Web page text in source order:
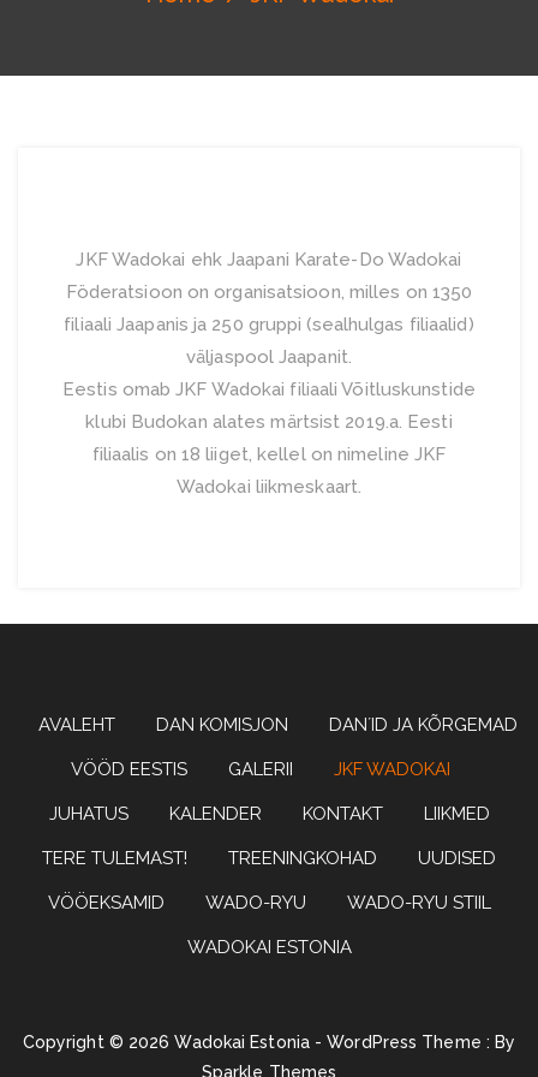
JKF Wadokai ehk Jaapani Karate-Do Wadokai
Föderatsioon on organisatsioon, milles on 1350
filiaali Jaapanis ja 250 gruppi (sealhulgas filiaalid)
väljaspool Jaapanit.
Eestis omab JKF Wadokai filiaali Võitluskunstide
klubi Budokan alates märtsist 2019.a. Eesti
filiaalis on 18 liiget, kellel on nimeline JKF
Wadokai liikmeskaart.
WADOKAI
ESTONIA
AVALEHT DAN KOMISJON DAN´ID JA KÕRGEMAD
VÖÖD EESTIS GALERII JKF WADOKAI
JUHATUS KALENDER KONTAKT LIIKMED
TERE TULEMAST! TREENINGKOHAD UUDISED
VÖÖEKSAMID WADO-RYU WADO-RYU STIIL
WADOKAI ESTONIA
Copyright © 2026 Wadokai Estonia - WordPress Theme : By
Sparkle Themes